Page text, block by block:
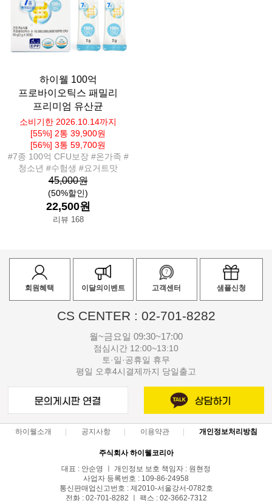
하이웰 100억
프로바이오틱스 패밀리
프리미엄 유산균
소비기한 2026.10.14까지
[55%] 2통 39,900원
[56%] 3통 59,700원
#7종 100억 CFU보장 #온가족 #
청소년 #수험생 #요거트맛
45,000원
(50%할인)
22,500원
리뷰 168
회원혜택 이달의이벤트 고객센터 샘플신청
CS CENTER : 02-701-8282
월~금요일 09:30~17:00
점심시간 12:00~13:10
토·일·공휴일 휴무
평일 오후4시결제까지 당일출고
하이웰소개 공지사항 이용약관 개인정보처리방침
주식회사 하이웰코리아
대표 : 안순영 ㅣ 개인정보 보호 책임자 : 원현정
사업자 등록번호 : 109-86-24958
통신판매업신고번호 : 제2010-서울강서-0782호
전화 : 02-701-8282 ㅣ 팩스 : 02-3662-7312